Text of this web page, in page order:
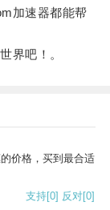
加速器都能帮
界吧！。
价格，买到最合适
支持[0] 反对[0]